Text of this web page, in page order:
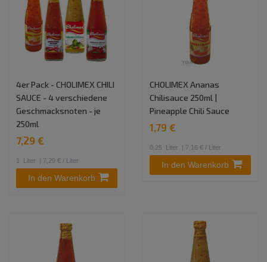
4er Pack - CHOLIMEX CHILI
SAUCE - 4 verschiedene
Geschmacksnoten - je
250ml
7,29 €
1 Liter | 7,29 € / Liter
In den Warenkorb
CHOLIMEX Ananas
Chilisauce 250ml |
Pineapple Chili Sauce
1,79 €
0.25 Liter | 7,16 € / Liter
In den Warenkorb